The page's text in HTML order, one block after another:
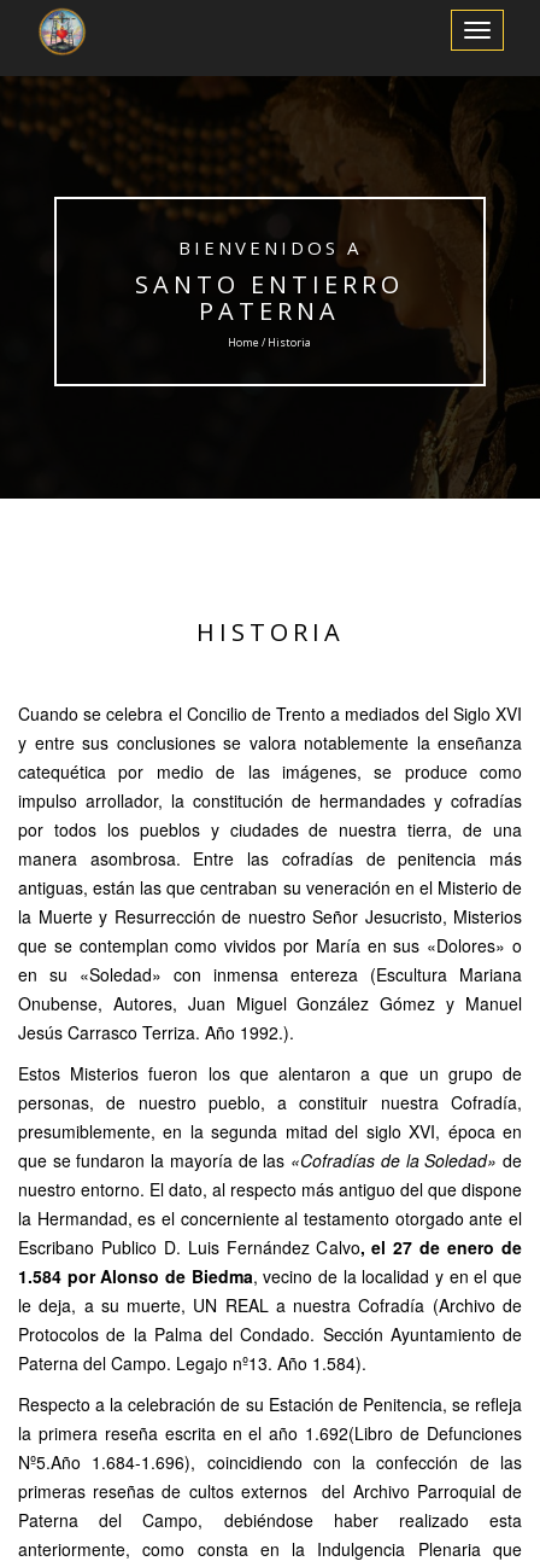
Toggle
Navigation
BIENVENIDOS A
SANTO ENTIERRO
PATERNA
Home / Historia
HISTORIA
Cuando se celebra el Concilio de Trento a mediados del Siglo XVI
y entre sus conclusiones se valora notablemente la enseñanza
catequética por medio de las imágenes, se produce como
impulso arrollador, la constitución de hermandades y cofradías
por todos los pueblos y ciudades de nuestra tierra, de una
manera asombrosa. Entre las cofradías de penitencia más
antiguas, están las que centraban su veneración en el Misterio de
la Muerte y Resurrección de nuestro Señor Jesucristo, Misterios
que se contemplan como vividos por María en sus «Dolores» o
en su «Soledad» con inmensa entereza (Escultura Mariana
Onubense, Autores, Juan Miguel González Gómez y Manuel
Jesús Carrasco Terriza. Año 1992.).
Estos Misterios fueron los que alentaron a que un grupo de
personas, de nuestro pueblo, a constituir nuestra Cofradía,
presumiblemente, en la segunda mitad del siglo XVI, época en
que se fundaron la mayoría de las «Cofradías de la Soledad» de
nuestro entorno. El dato, al respecto más antiguo del que dispone
la Hermandad, es el concerniente al testamento otorgado ante el
Escribano Publico D. Luis Fernández Calvo, el 27 de enero de
1.584 por Alonso de Biedma, vecino de la localidad y en el que
le deja, a su muerte, UN REAL a nuestra Cofradía (Archivo de
Protocolos de la Palma del Condado. Sección Ayuntamiento de
Paterna del Campo. Legajo nº13. Año 1.584).
Respecto a la celebración de su Estación de Penitencia, se refleja
la primera reseña escrita en el año 1.692(Libro de Defunciones
Nº5.Año 1.684-1.696), coincidiendo con la confección de las
primeras reseñas de cultos externos del Archivo Parroquial de
Paterna del Campo, debiéndose haber realizado esta
anteriormente, como consta en la Indulgencia Plenaria que